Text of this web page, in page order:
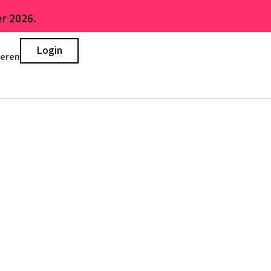
2026.
Login